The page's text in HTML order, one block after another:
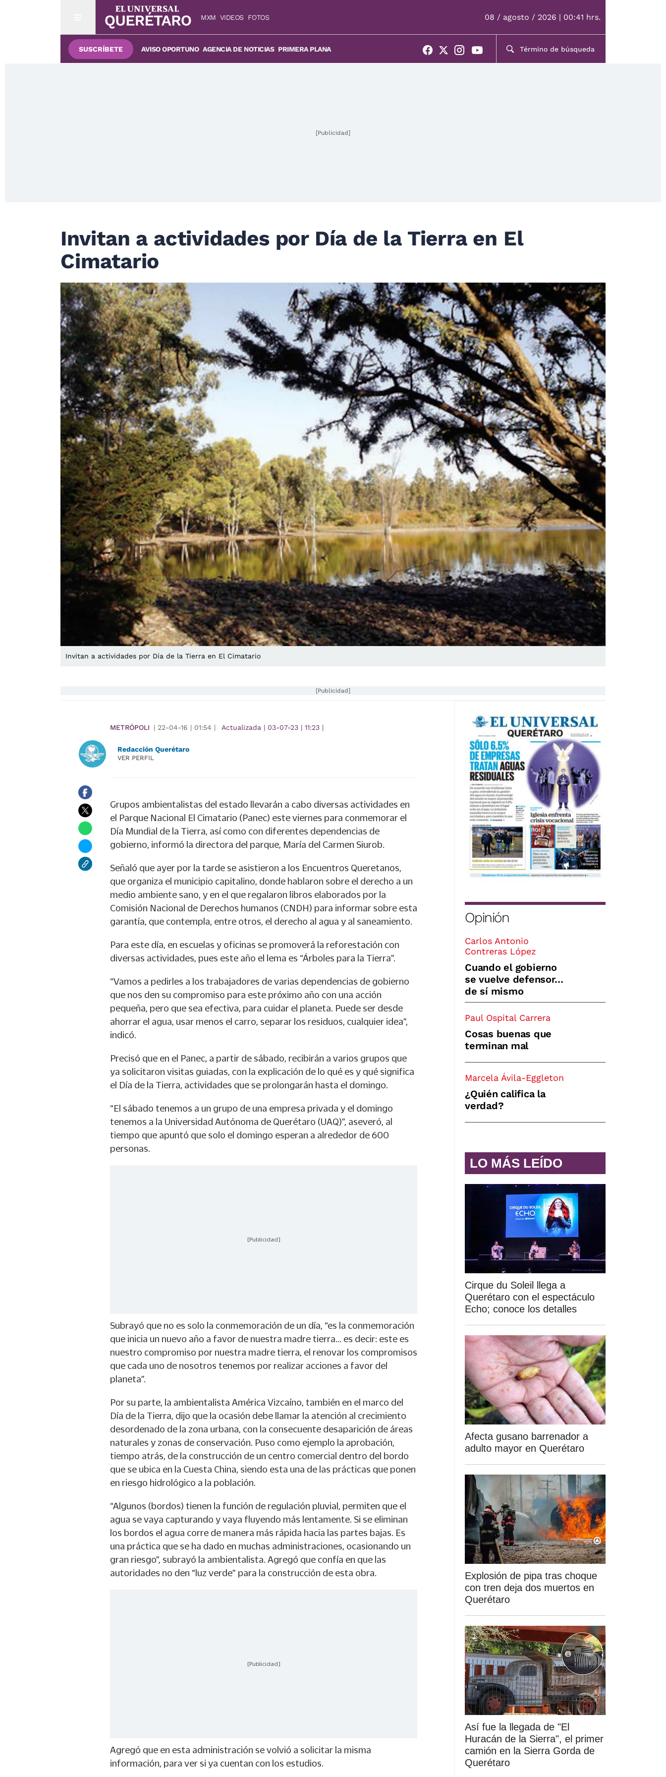
MXM VIDEOS FOTOS 08 / agosto / 2026 | 00:41 hrs.
SUSCRÍBETE AVISO OPORTUNO AGENCIA DE NOTICIAS PRIMERA PLANA
[Publicidad]
Invitan a actividades por Día de la Tierra en El
Cimatario
Invitan a actividades por Día de la Tierra en El Cimatario
[Publicidad]
METRÓPOLI | 22-04-16 | 01:54 | Actualizada | 03-07-23 | 11:23 |
Redacción Querétaro
VER PERFIL
Grupos ambientalistas del estado llevarán a cabo diversas actividades en
el Parque Nacional El Cimatario (Panec) este viernes para conmemorar el
Día Mundial de la Tierra, así como con diferentes dependencias de
gobierno, informó la directora del parque, María del Carmen Siurob.
Señaló que ayer por la tarde se asistieron a los Encuentros Queretanos,
que organiza el municipio capitalino, donde hablaron sobre el derecho a un
medio ambiente sano, y en el que regalaron libros elaborados por la
Comisión Nacional de Derechos humanos (CNDH) para informar sobre esta
garantía, que contempla, entre otros, el derecho al agua y al saneamiento.
Para este día, en escuelas y oficinas se promoverá la reforestación con
diversas actividades, pues este año el lema es “Árboles para la Tierra”.
“Vamos a pedirles a los trabajadores de varias dependencias de gobierno
que nos den su compromiso para este próximo año con una acción
pequeña, pero que sea efectiva, para cuidar el planeta. Puede ser desde
ahorrar el agua, usar menos el carro, separar los residuos, cualquier idea”,
indicó.
Precisó que en el Panec, a partir de sábado, recibirán a varios grupos que
ya solicitaron visitas guiadas, con la explicación de lo qué es y qué significa
el Día de la Tierra, actividades que se prolongarán hasta el domingo.
“El sábado tenemos a un grupo de una empresa privada y el domingo
tenemos a la Universidad Autónoma de Querétaro (UAQ)”, aseveró, al
tiempo que apuntó que solo el domingo esperan a alrededor de 600
personas.
[Publicidad]
Subrayó que no es solo la conmemoración de un día, “es la conmemoración
que inicia un nuevo año a favor de nuestra madre tierra… es decir: este es
nuestro compromiso por nuestra madre tierra, el renovar los compromisos
que cada uno de nosotros tenemos por realizar acciones a favor del
planeta”.
Por su parte, la ambientalista América Vizcaíno, también en el marco del
Día de la Tierra, dijo que la ocasión debe llamar la atención al crecimiento
desordenado de la zona urbana, con la consecuente desaparición de áreas
naturales y zonas de conservación. Puso como ejemplo la aprobación,
tiempo atrás, de la construcción de un centro comercial dentro del bordo
que se ubica en la Cuesta China, siendo esta una de las prácticas que ponen
en riesgo hidrológico a la población.
“Algunos (bordos) tienen la función de regulación pluvial, permiten que el
agua se vaya capturando y vaya fluyendo más lentamente. Si se eliminan
los bordos el agua corre de manera más rápida hacia las partes bajas. Es
una práctica que se ha dado en muchas administraciones, ocasionando un
gran riesgo”, subrayó la ambientalista. Agregó que confía en que las
autoridades no den “luz verde” para la construcción de esta obra.
[Publicidad]
Agregó que en esta administración se volvió a solicitar la misma
información, para ver si ya cuentan con los estudios.
Opinión
Carlos Antonio
Contreras López
Cuando el gobierno
se vuelve defensor…
de sí mismo
Paul Ospital Carrera
Cosas buenas que
terminan mal
Marcela Ávila-Eggleton
¿Quién califica la
verdad?
LO MÁS LEÍDO
Cirque du Soleil llega a
Querétaro con el espectáculo
Echo; conoce los detalles
Afecta gusano barrenador a
adulto mayor en Querétaro
Explosión de pipa tras choque
con tren deja dos muertos en
Querétaro
Así fue la llegada de "El
Huracán de la Sierra", el primer
camión en la Sierra Gorda de
Querétaro